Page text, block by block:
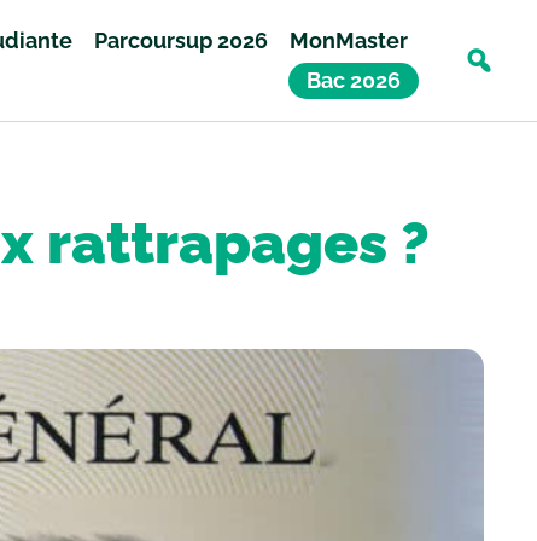
Parcoursup 2026
MonMaster
Bac 2026
rattrapages ?